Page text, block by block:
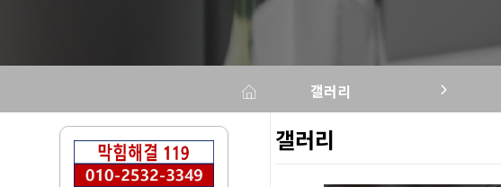
갤러리
갤러리